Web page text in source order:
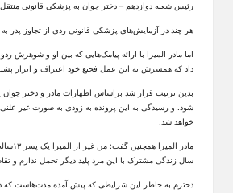
رئیس شعبه دوازدهم – دختر جوان به پزشکی قانونی
هر چند در آزمایش‌های پزشکی قانونی ردی از تجاوز پدر
اما مادر المیرا با ارائه پیامک‌هایی که بین او و شوهرش
داد که همسرش به این عمل فجیع خود اعتراف و ابراز
بدین ترتیب قرار شد براساس اظهارات مادر و دختر جوان
شود. و رسیدگی به این پرونده به زودی به صورت غیر علنی
خواهد شد.
سال زندگی مشترک با این مرد پلید دیگر تحمل ندارم و
دخترم به خاطر این شرایطی که پیش آمده مدت‌هاست که